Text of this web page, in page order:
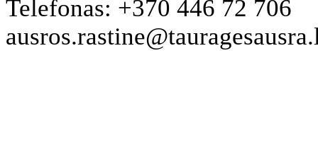
Telefonas: +370 446 72 706